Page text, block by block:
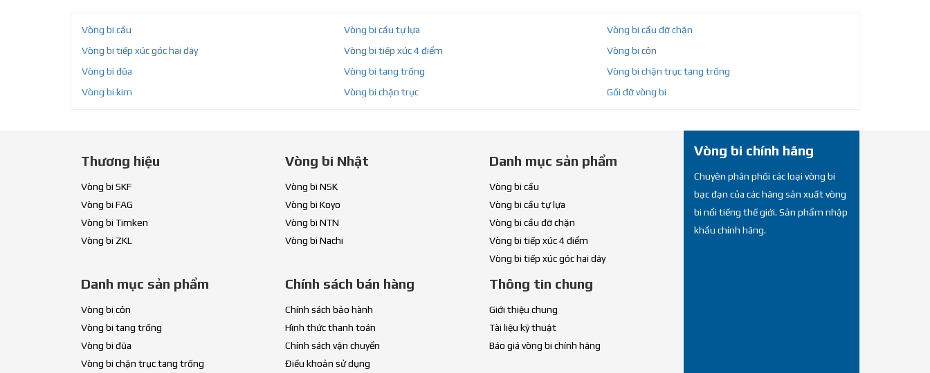
Vòng bi cầu Vòng bi cầu tự lựa
Vòng bi cầu đỡ chặn
Vòng bi tiếp xúc góc hai dãy
Vòng bi tiếp xúc 4 điểm
Vòng bi côn
Vòng bi đũa
Vòng bi tang trống
Vòng bi chặn trục tang trống
Vòng bi kim
Vòng bi chặn trục Gối đỡ vòng bi
Thương hiệu
Vòng bi SKF
Vòng bi FAG
Vòng bi Timken
Vòng bi ZKL
Vòng bi Nhật
Vòng bi NSK
Vòng bi Koyo
Vòng bi NTN
Vòng bi Nachi
Danh mục sản phẩm
Vòng bi cầu
Vòng bi cầu tự lựa
Vòng bi cầu đỡ chặn
Vòng bi tiếp xúc 4 điểm
Vòng bi tiếp xúc góc hai dãy
Danh mục sản phẩm
Vòng bi côn
Vòng bi tang trống
Vòng bi đũa
Vòng bi chặn trục tang trống
Chính sách bán hàng
Chính sách bảo hành
Hình thức thanh toán
Chính sách vận chuyển
Điều khoản sử dụng
Thông tin chung
Giới thiệu chung
Tài liệu kỹ thuật
Báo giá vòng bi chính hãng
Vòng bi chính hãng
Chuyên phân phối các loại vòng bi
bạc đạn của các hãng sản xuất vòng
bi nổi tiếng thế giới. Sản phẩm nhập
khẩu chính hãng.